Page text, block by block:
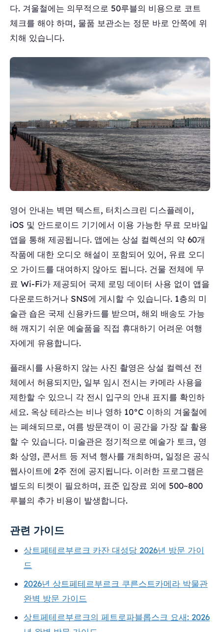
다. 겨울철에는 의무적으로 50루블의 비용으로 코트
체크를 해야 하며, 물품 보관소는 정문 바로 안쪽에 위
치해 있습니다.
영어 안내는 벽면 텍스트, 터치스크린 디스플레이,
iOS 및 안드로이드 기기에서 이용 가능한 무료 모바일
앱을 통해 제공됩니다. 앱에는 상설 컬렉션의 약 60개
작품에 대한 오디오 해설이 포함되어 있어, 유료 오디
오 가이드를 대여하지 않아도 됩니다. 건물 전체에 무
료 Wi-Fi가 제공되어 국제 로밍 데이터 사용 없이 앱을
다운로드하거나 SNS에 게시할 수 있습니다. 1층의 미
술관 숍은 국제 신용카드를 받으며, 해외 배송도 가능
해 깨지기 쉬운 예술품을 직접 휴대하기 어려운 여행
자에게 유용합니다.
플래시를 사용하지 않는 사진 촬영은 상설 컬렉션 전
체에서 허용되지만, 일부 임시 전시는 카메라 사용을
제한할 수 있으니 각 전시 입구의 안내 표지를 확인하
세요. 옥상 테라스는 비나 영하 10°C 이하의 겨울철에
는 폐쇄되므로, 여름 방문객이 이 공간을 가장 잘 활용
할 수 있습니다. 미술관은 정기적으로 예술가 토크, 영
화 상영, 콘서트 등 저녁 행사를 개최하며, 일정은 공식
웹사이트에 2주 전에 공지됩니다. 이러한 프로그램은
별도의 티켓이 필요하며, 표준 입장료 외에 500~800
루블의 추가 비용이 발생합니다.
관련 가이드
상트페테르부르크 카잔 대성당 2026년 방문 가이
드
2026년 상트페테르부르크 쿠른스트카메라 박물관
완벽 방문 가이드
상트페테르부르크의 페트로파블롭스크 요새: 2026